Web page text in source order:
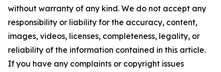
without warranty of any kind. We do not accept any
responsibility or liability for the accuracy, content,
images, videos, licenses, completeness, legality, or
reliability of the information contained in this article.
If you have any complaints or copyright issues